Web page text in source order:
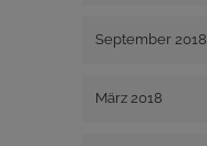
September 2018
März 2018